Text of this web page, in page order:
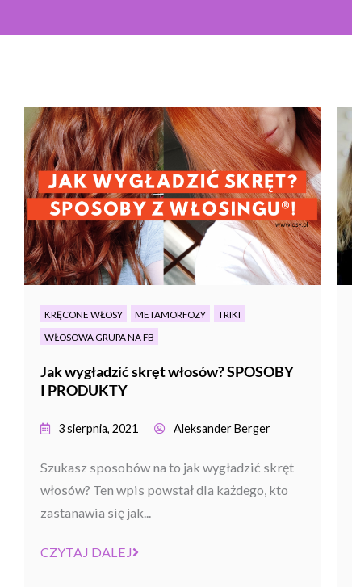
KRĘCONE WŁOSY METAMORFOZY
TRIKI
WŁOSOWA GRUPA NA FB
Jak wygładzić skręt włosów? SPOSOBY
I PRODUKTY
3 sierpnia, 2021 Aleksander Berger
Szukasz sposobów na to jak wygładzić skręt
włosów? Ten wpis powstał dla każdego, kto
zastanawia się jak...
CZYTAJ DALEJ